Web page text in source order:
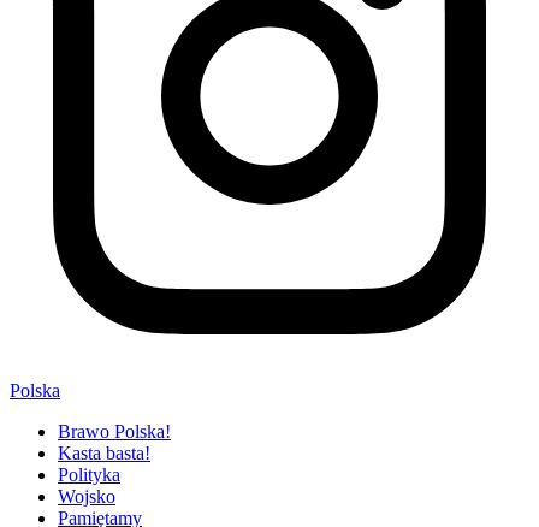
Polska
Brawo Polska!
Kasta basta!
Polityka
Wojsko
Pamiętamy